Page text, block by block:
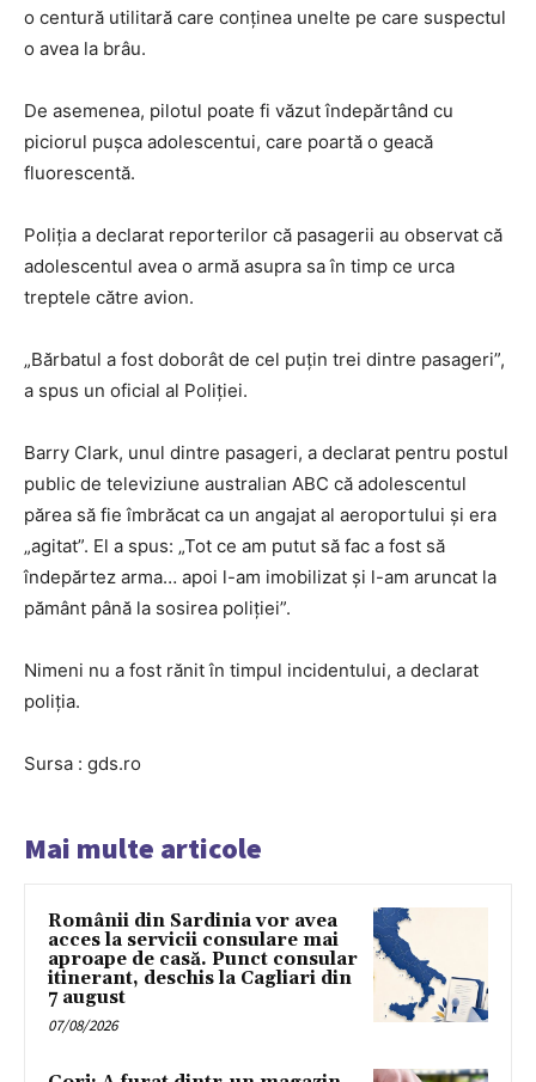
o centură utilitară care conținea unelte pe care suspectul
o avea la brâu.
De asemenea, pilotul poate fi văzut îndepărtând cu
piciorul pușca adolescentui, care poartă o geacă
fluorescentă.
Poliția a declarat reporterilor că pasagerii au observat că
adolescentul avea o armă asupra sa în timp ce urca
treptele către avion.
„Bărbatul a fost doborât de cel puțin trei dintre pasageri”,
a spus un oficial al Poliției.
Barry Clark, unul dintre pasageri, a declarat pentru postul
public de televiziune australian ABC că adolescentul
părea să fie îmbrăcat ca un angajat al aeroportului și era
„agitat”. El a spus: „Tot ce am putut să fac a fost să
îndepărtez arma… apoi l-am imobilizat și l-am aruncat la
pământ până la sosirea poliției”.
Nimeni nu a fost rănit în timpul incidentului, a declarat
poliția.
Sursa : gds.ro
Mai multe articole
Românii din Sardinia vor avea
acces la servicii consulare mai
aproape de casă. Punct consular
itinerant, deschis la Cagliari din
7 august
07/08/2026